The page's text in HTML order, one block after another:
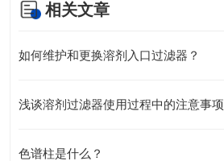
相关文章
如何维护和更换溶剂入口过滤器？
浅谈溶剂过滤器使用过程中的注意事项
色谱柱是什么？